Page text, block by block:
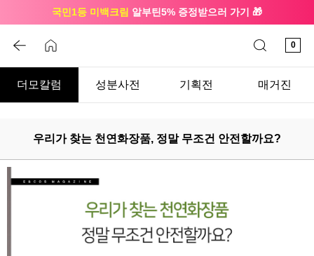
국민1등 미백크림 알부틴5% 증정받으러 가기 🎁
0
더모칼럼 성분사전 기획전 매거진
우리가 찾는 천연화장품, 정말 무조건 안전할까요?